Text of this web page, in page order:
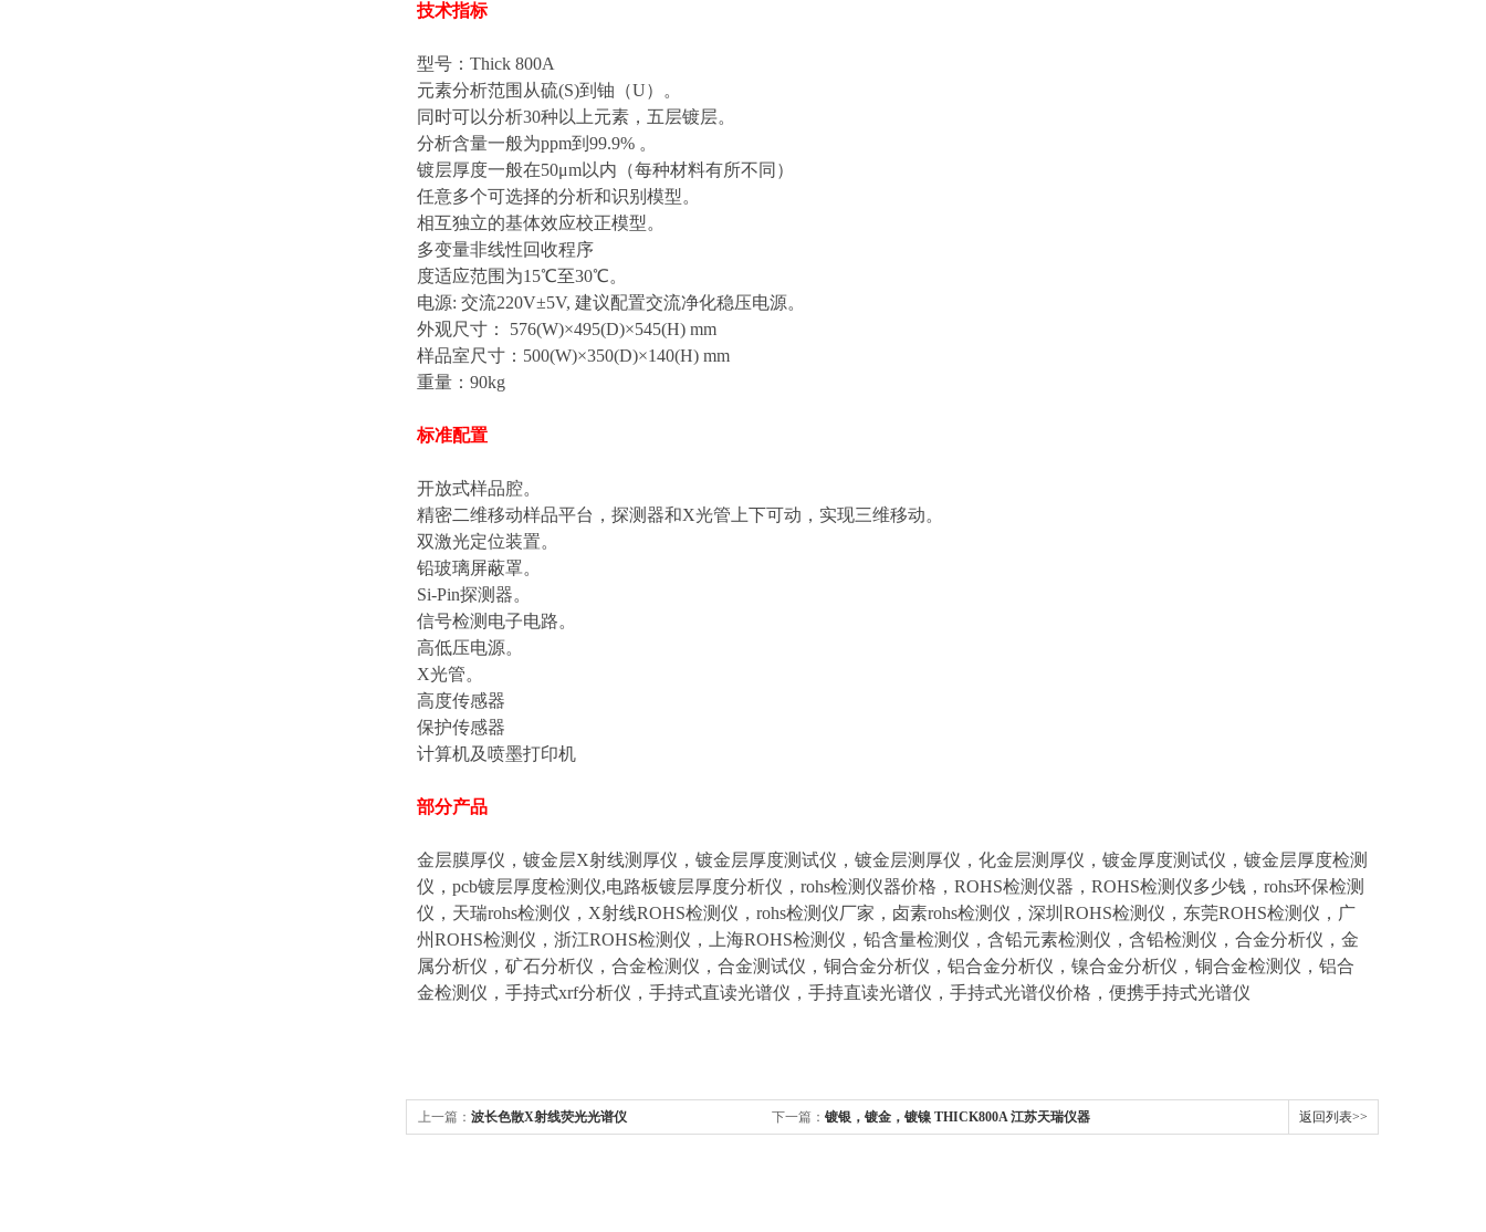
技术指标
型号：Thick 800A
元素分析范围从硫(S)到铀（U）。
同时可以分析30种以上元素，五层镀层。
分析含量一般为ppm到99.9% 。
镀层厚度一般在50μm以内（每种材料有所不同）
任意多个可选择的分析和识别模型。
相互独立的基体效应校正模型。
多变量非线性回收程序
度适应范围为15℃至30℃。
电源: 交流220V±5V, 建议配置交流净化稳压电源。
外观尺寸： 576(W)×495(D)×545(H) mm
样品室尺寸：500(W)×350(D)×140(H) mm
重量：90kg
标准配置
开放式样品腔。
精密二维移动样品平台，探测器和X光管上下可动，实现三维移动。
双激光定位装置。
铅玻璃屏蔽罩。
Si-Pin探测器。
信号检测电子电路。
高低压电源。
X光管。
高度传感器
保护传感器
计算机及喷墨打印机
部分产品
金层膜厚仪，镀金层X射线测厚仪，镀金层厚度测试仪，镀金层测厚仪，化金层测厚仪，镀金厚度测试仪，镀金层厚度检测
仪，pcb镀层厚度检测仪,电路板镀层厚度分析仪，rohs检测仪器价格，ROHS检测仪器，ROHS检测仪多少钱，rohs环保检测
仪，天瑞rohs检测仪，X射线ROHS检测仪，rohs检测仪厂家，卤素rohs检测仪，深圳ROHS检测仪，东莞ROHS检测仪，广
州ROHS检测仪，浙江ROHS检测仪，上海ROHS检测仪，铅含量检测仪，含铅元素检测仪，含铅检测仪，合金分析仪，金
属分析仪，矿石分析仪，合金检测仪，合金测试仪，铜合金分析仪，铝合金分析仪，镍合金分析仪，铜合金检测仪，铝合
金检测仪，手持式xrf分析仪，手持式直读光谱仪，手持直读光谱仪，手持式光谱仪价格，便携手持式光谱仪
上一篇： 波长色散X射线荧光光谱仪 下一篇： 镀银，镀金，镀镍 THICK800A 江苏天瑞仪器 返回列表>>